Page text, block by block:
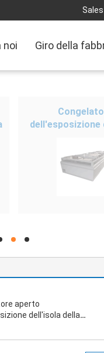
noi Giro della
dell'esposizione
hd hd
aperto
dell'isola della